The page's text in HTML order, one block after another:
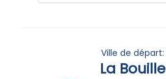
Ville de départ:
La Bouille